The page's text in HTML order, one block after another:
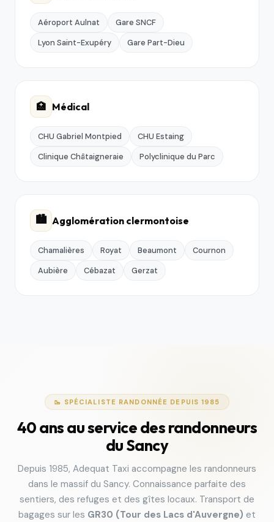
Aéroport Aulnat
Gare SNCF
Lyon Saint-Exupéry
Gare Part-Dieu
🏥 Médical
CHU Gabriel Montpied
CHU Estaing
Clinique Châtaigneraie
Polyclinique du Parc
🏙️ Agglomération clermontoise
Chamalières Royat Beaumont
Cournon
Aubière
Cébazat Gerzat
🥾 SPÉCIALISTE RANDONNÉE DEPUIS 1985
40 ans au service des randonneurs
du Sancy
Depuis 1985, Adequat Taxi accompagne les randonneurs
dans le massif du Sancy. Connaissance parfaite des
sentiers, des refuges et des gîtes locaux. Transport de
bagages sur les GR30 (Tour des Lacs d'Auvergne) et